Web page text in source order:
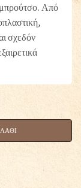
Από
σχεδόν